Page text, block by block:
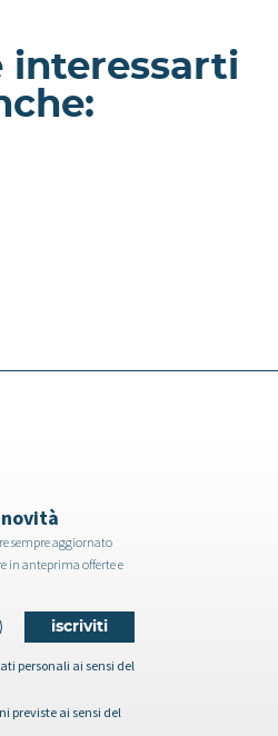
interessarti
sempre aggiornato
in anteprima offerte e
personali ai sensi del
previste ai sensi del